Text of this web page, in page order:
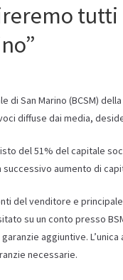
di San Marino (BCSM)
diffuse dai media,
del 51% del capitale
aumento di
del venditore e
su un conto presso
aggiuntive.
necessarie.